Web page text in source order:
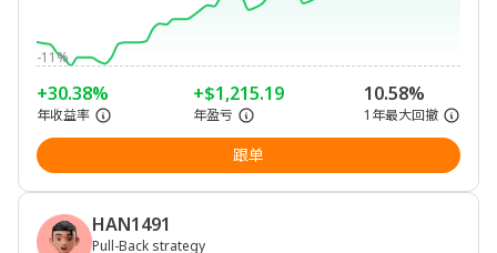
-11%
+30.38%
年收益率
+$1,215.19
年盈亏
10.58%
1年最大回撤
跟单
HAN1491
Pull-Back strategy